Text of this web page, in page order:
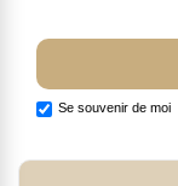
Se souvenir de moi